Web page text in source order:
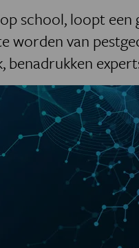
school, loopt
worden van
benadrukken